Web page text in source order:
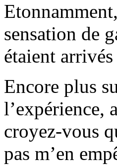
sensation de
étaient
Encore plus
l’expérience,
croyez-vous
pas m’en